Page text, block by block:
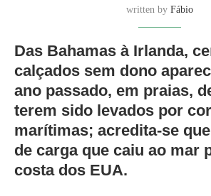
written by Fábio
Das Bahamas à Irlanda,
calçados sem dono
ano passado, em praias,
terem sido levados por
marítimas; acredita-se
de carga que caiu ao mar
costa dos EUA.